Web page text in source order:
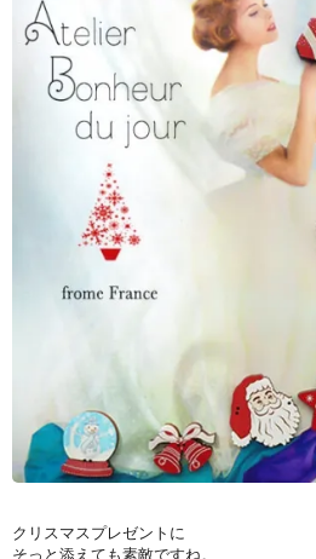
クリスマスプレゼントに
そっと添えても素敵ですね。